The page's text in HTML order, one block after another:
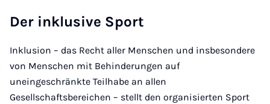
Der inklus­ive Sport
Inklusion – das Recht aller Menschen und insbesondere
von Menschen mit Behinderungen auf
uneingeschränkte Teilhabe an allen
Gesellschaftsbereichen – stellt den organisierten Sport